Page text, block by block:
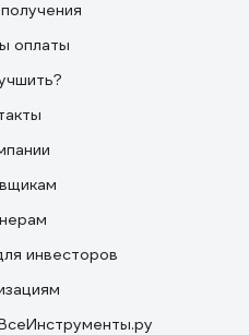
оплаты
инвесторов